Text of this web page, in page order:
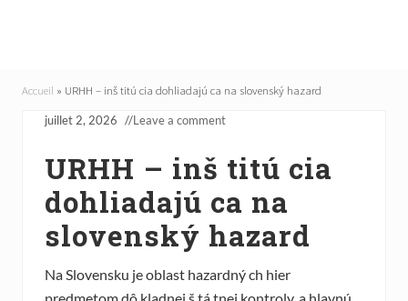
Accueil » URHH – inš titú cia dohliadajú ca na slovenský hazard
juillet 2, 2026 //Leave a comment
URHH – inš titú cia
dohliadajú ca na
slovenský hazard
Na Slovensku je oblast hazardný ch hier